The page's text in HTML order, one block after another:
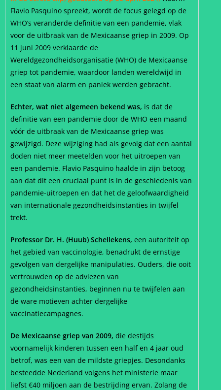
Flavio Pasquino spreekt, wordt de focus gelegd op de
WHO’s veranderde definitie van een pandemie, vlak
voor de uitbraak van de Mexicaanse griep in 2009. Op
11 juni 2009 verklaarde de
Wereldgezondheidsorganisatie (WHO) de Mexicaanse
griep tot pandemie, waardoor landen wereldwijd in
een staat van alarm en paniek werden gebracht.
Echter, wat niet algemeen bekend was, is dat de
definitie van een pandemie door de WHO een maand
vóór de uitbraak van de Mexicaanse griep was
gewijzigd. Deze wijziging had als gevolg dat een aantal
doden niet meer meetelden voor het uitroepen van
een pandemie. Flavio Pasquino haalde in zijn betoog
aan dat dit een cruciaal punt is in de geschiedenis van
pandemie-uitroepen en dat het de geloofwaardigheid
van internationale gezondheidsinstanties in twijfel
trekt.
Professor Dr. H. (Huub) Schellekens, een autoriteit op
het gebied van vaccinologie, benadrukt de ernstige
gevolgen van dergelijke manipulaties. Ouders, die ooit
vertrouwden op de adviezen van
gezondheidsinstanties, beginnen nu te twijfelen aan
de ware motieven achter dergelijke
vaccinatiecampagnes.
De Mexicaanse griep van 2009, die destijds
voornamelijk kinderen tussen een half en 4 jaar oud
betrof, was een van de mildste griepjes. Desondanks
besteedde Nederland volgens het ministerie maar
liefst €40 miljoen aan de bestrijding ervan. Zolang de